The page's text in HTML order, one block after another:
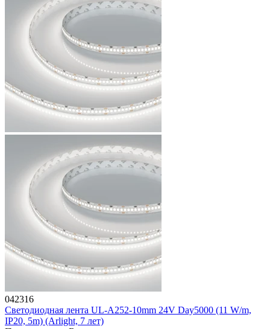
042316
Светодиодная лента UL-A252-10mm 24V Day5000 (11 W/m,
IP20, 5m) (Arlight, 7 лет)